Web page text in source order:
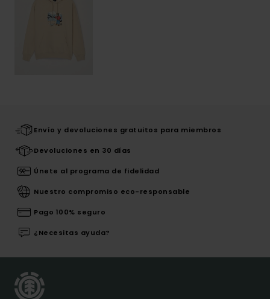
Envío y devoluciones gratuitos para miembros
Devoluciones en 30 días
Únete al programa de fidelidad
Nuestro compromiso eco-responsable
Pago 100% seguro
¿Necesitas ayuda?